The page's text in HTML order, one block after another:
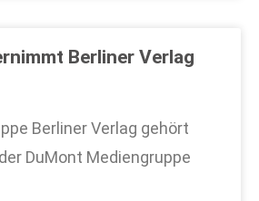
Berliner Verlag
Berliner Verlag gehört
DuMont Mediengruppe